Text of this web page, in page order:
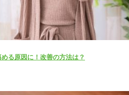
る原因に！改善の方法は？